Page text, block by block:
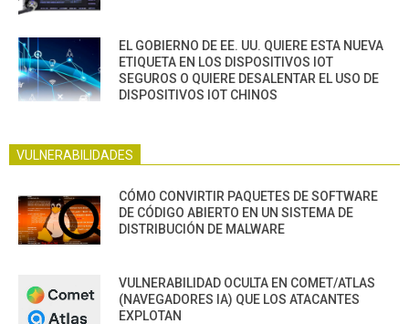
EL GOBIERNO DE EE. UU. QUIERE ESTA NUEVA
ETIQUETA EN LOS DISPOSITIVOS IOT
SEGUROS O QUIERE DESALENTAR EL USO DE
DISPOSITIVOS IOT CHINOS
VULNERABILIDADES
CÓMO CONVIRTIR PAQUETES DE SOFTWARE
DE CÓDIGO ABIERTO EN UN SISTEMA DE
DISTRIBUCIÓN DE MALWARE
VULNERABILIDAD OCULTA EN COMET/ATLAS
(NAVEGADORES IA) QUE LOS ATACANTES
EXPLOTAN